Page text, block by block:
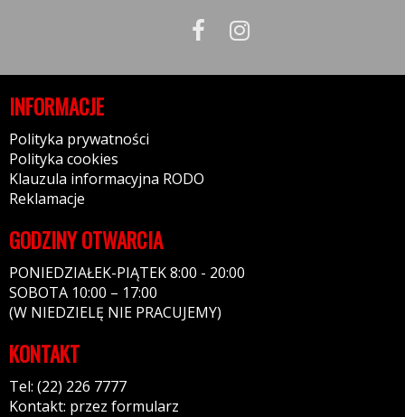
INFORMACJE
Polityka prywatności
Polityka cookies
Klauzula informacyjna RODO
Reklamacje
GODZINY OTWARCIA
PONIEDZIAŁEK-PIĄTEK 8:00 - 20:00
SOBOTA 10:00 – 17:00
(W NIEDZIELĘ NIE PRACUJEMY)
KONTAKT
Tel: (22) 226 7777
Kontakt: przez formularz